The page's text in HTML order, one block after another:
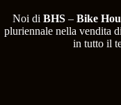
Noi di BHS– Bike
pluriennale nella vendita
in tutto il